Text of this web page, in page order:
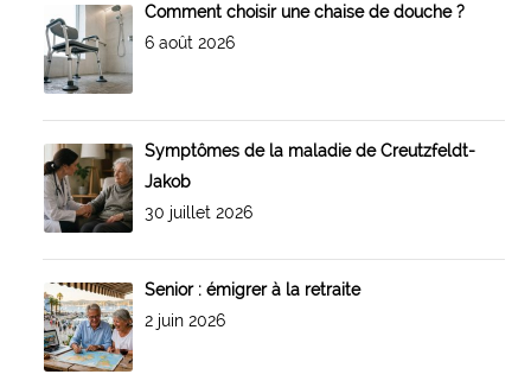
Comment choisir une chaise de douche ?
6 août 2026
Symptômes de la maladie de Creutzfeldt-
Jakob
30 juillet 2026
Senior : émigrer à la retraite
2 juin 2026